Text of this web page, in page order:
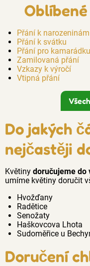
Přání k narozeninám
Přání k svátku
Přání pro kamarádku
Zamilovaná přání
Vzkazy k výročí
Vtipná přání
Do jakých
nejčastěji
Květiny doručujeme do
umíme květiny doručit
Hvožďany
Radětice
Senožaty
Haškovcova Lhota
Sudoměřice u
Doručení